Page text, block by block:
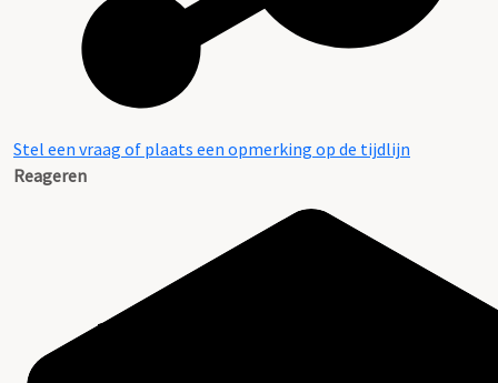
Stel een vraag of plaats een opmerking op de tijdlijn
Reageren